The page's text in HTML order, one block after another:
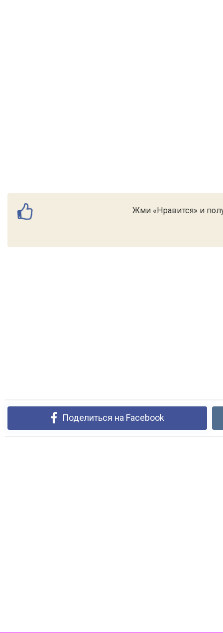
Жми «Нравится» и
Поделиться на Facebook